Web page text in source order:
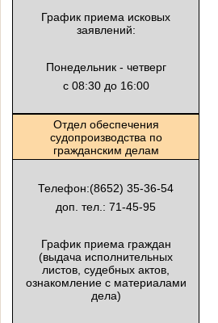
График приема исковых
заявлений:
Понедельник - четверг
с 08:30 до 16:00
Отдел обеспечения
судопроизводства по
гражданским делам
Телефон:(8652) 35-36-54
доп. тел.: 71-45-95
График приема граждан
(выдача исполнительных
листов, судебных актов,
ознакомление с материалами
дела)